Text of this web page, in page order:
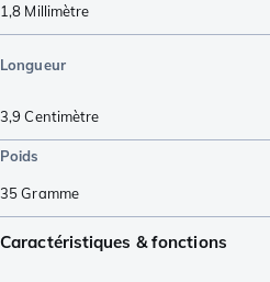
1,8 Millimètre
Longueur
3,9 Centimètre
Poids
35Gramme
Caractéristiques & fonctions